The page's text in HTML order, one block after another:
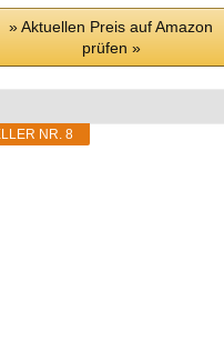
» Aktu­el­len Preis auf Ama­zon
prü­fen »
NR. 8